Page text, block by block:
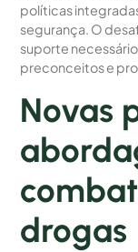
políticas
segurança. O
suporte
preconceitos e
Novas
drogas